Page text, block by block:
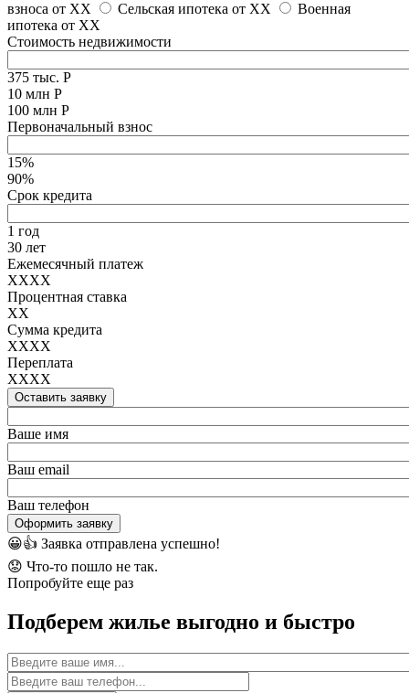
взноса от XX Сельская ипотека от XX
Военная
ипотека от XX
Стоимость недвижимости
375 тыс. Р
10 млн Р
100 млн Р
Первоначальный взнос
15%
90%
Срок кредита
1 год
30 лет
Ежемесячный платеж
XXXX
Процентная ставка
XX
Сумма кредита
XXXX
Переплата
XXXX
Оставить заявку
Ваше имя
Ваш email
Ваш телефон
Оформить заявку
😀👍 Заявка отправлена успешно!
😟 Что-то пошло не так.
Попробуйте еще раз
Подберем жилье выгодно и быстро
Имя